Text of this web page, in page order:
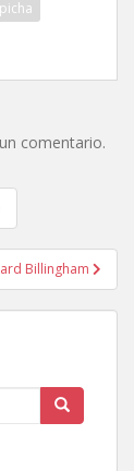
comentario.
Billingham